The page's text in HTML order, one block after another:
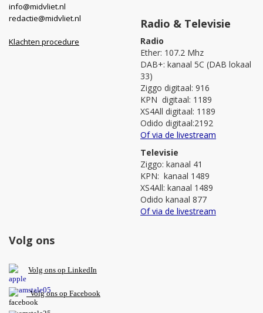
info@midvliet.nl
redactie@midvliet.nl
Klachten procedure
Radio & Televisie
Radio
Ether: 107.2 Mhz
DAB+: kanaal 5C (DAB lokaal
33)
Ziggo digitaal: 916
KPN digitaal: 1189
XS4All digitaal: 1189
Odido digitaal:2192
Of via de livestream
Televisie
Ziggo: kanaal 41
KPN: kanaal 1489
XS4All: kanaal 1489
Odido kanaal 877
Of via de livestream
Volg ons
Volg ons op LinkedIn
Volg ons op Facebook